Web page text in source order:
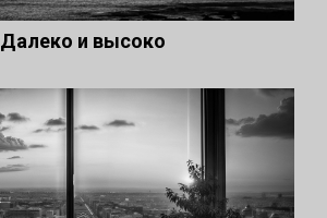
Далеко и высоко